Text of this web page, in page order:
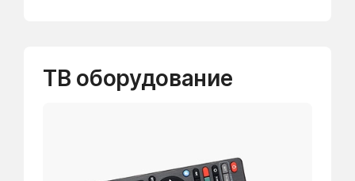
ТВ оборудование